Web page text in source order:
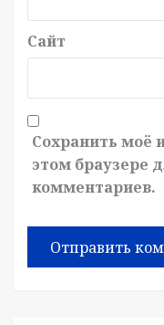
Сайт
Сохранить моё
этом браузере
комментариев.